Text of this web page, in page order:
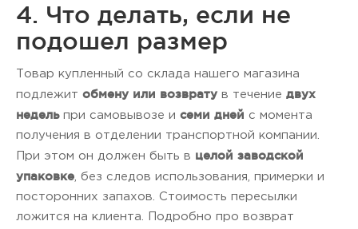
4. Что делать, если не
подошел размер
Товар купленный со склада нашего магазина
подлежит обмену или возврату в течение двух
недельпри самовывозе и семи дней с момента
получения в отделении транспортной компании.
При этом он должен быть в целой заводской
упаковке , без следов использования, примерки и
посторонних запахов. Стоимость пересылки
ложится на клиента. Подробно про возврат